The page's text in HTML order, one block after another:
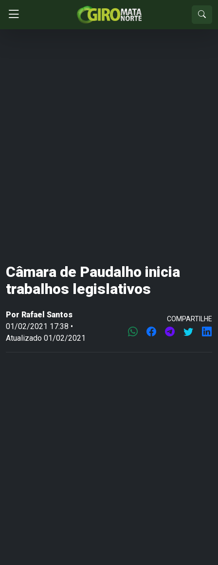
Câmara de Paudalho inicia
trabalhos legislativos
Por Rafael Santos
01/02/2021 17:38 •
Atualizado 01/02/2021
COMPARTILHE